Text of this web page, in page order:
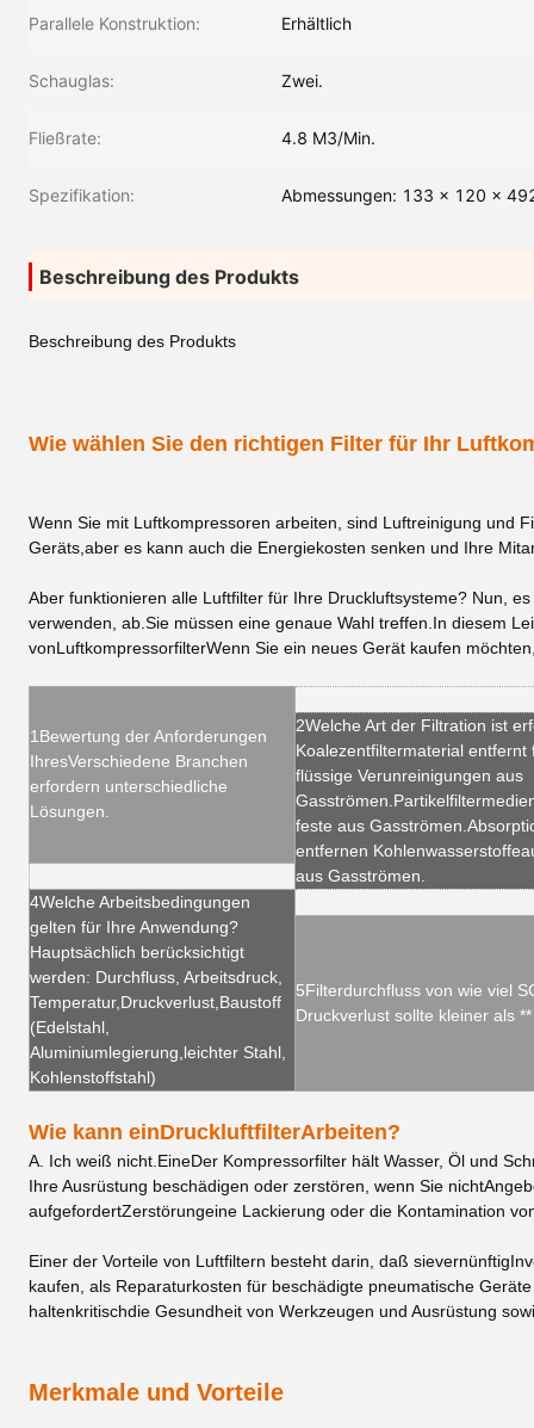
Parallele Konstruktion: Erhältlich
Schauglas: Zwei.
Fließrate: 4.8 M3/Min.
Spezifikation: Abmessungen: 133 x 120 x
Beschreibung des Produkts
Beschreibung des Produkts
Wie wählen Sie den richtigen Filter für Ihr
Wenn Sie mit Luftkompressoren arbeiten, sind Luftreinigung und
Geräts,aber es kann auch die Energiekosten senken und Ihre
Aber funktionieren alle Luftfilter für Ihre Druckluftsysteme? Nun,
verwenden, ab.Sie müssen eine genaue Wahl treffen.In diesem
vonLuftkompressorfilterWenn Sie ein neues Gerät kaufen
1Bewertung der Anforderungen
IhresVerschiedene Branchen
erfordern unterschiedliche
Lösungen.
2Welche Art der Filtration ist
Koalezentfiltermaterial entfernt
flüssige Verunreinigungen aus
feste aus
entfernen Kohlenwasserstoffe
aus Gasströmen.
4Welche Arbeitsbedingungen
gelten für Ihre Anwendung?
Hauptsächlich berücksichtigt
werden: Durchfluss, Arbeitsdruck,
Temperatur,Druckverlust,Baustoff
(Edelstahl,
Aluminiumlegierung,leichter Stahl,
Kohlenstoffstahl)
5Filterdurchfluss von wie viel
Druckverlust sollte kleiner als
Wie kann einDruckluftfilterArbeiten?
A. Ich weiß nicht. EineDer Kompressorfilter hält Wasser, Öl und
Ihre Ausrüstung beschädigen oder zerstören, wenn Sie nicht
aufgefordertZerstörungeine Lackierung oder die Kontamination
Einer der Vorteile von Luftfiltern besteht darin, daß sievernünftig
kaufen, als Reparaturkosten für beschädigte pneumatische
haltenkritischdie Gesundheit von Werkzeugen und Ausrüstung
Merkmale und Vorteile